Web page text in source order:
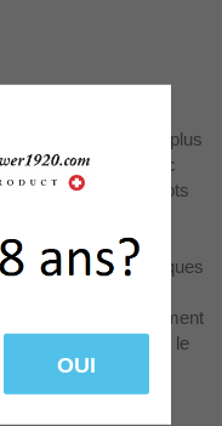
OUI
aromatique la plus
distillation doit donc
première, des abricots
fermente et macère
lente distillation à
senteurs aromatiques
l’odorat, un plaisir
la dégustation. Finement
Il est conseillé le
un verre tulipe.